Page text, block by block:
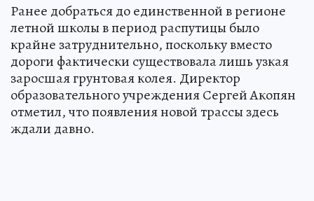
Ранее добраться до единственной в регионе
летной школы в период распутицы было
крайне затруднительно, поскольку вместо
дороги фактически существовала лишь узкая
заросшая грунтовая колея. Директор
образовательного учреждения Сергей Акопян
отметил, что появления новой трассы здесь
ждали давно.